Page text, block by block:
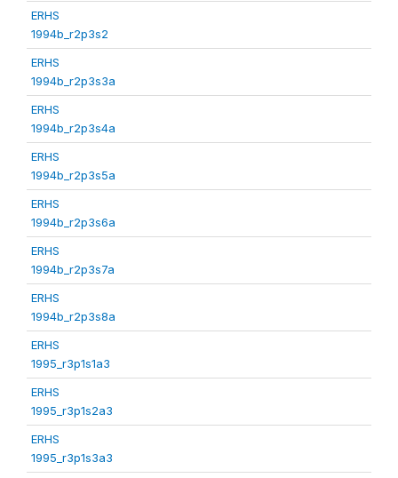
ERHS
1994b_r2p3s2
ERHS
1994b_r2p3s3a
ERHS
1994b_r2p3s4a
ERHS
1994b_r2p3s5a
ERHS
1994b_r2p3s6a
ERHS
1994b_r2p3s7a
ERHS
1994b_r2p3s8a
ERHS
1995_r3p1s1a3
ERHS
1995_r3p1s2a3
ERHS
1995_r3p1s3a3